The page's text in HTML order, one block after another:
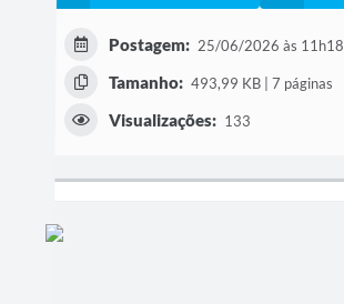
Postagem: 25/06/2026 às 11h18
Tamanho: 493,99 KB | 7 páginas
Visualizações: 133